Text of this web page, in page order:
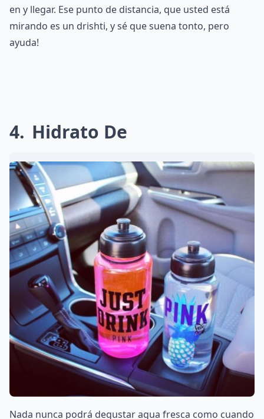
en y llegar. Ese punto de distancia, que usted está
mirando es un drishti, y sé que suena tonto, pero
ayuda!
4 Hidrato De
Nada nunca podrá degustar agua fresca como cuando